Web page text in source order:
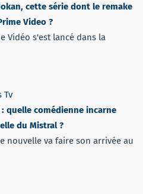
cette série dont le remake
Video ?
Vidéo s'est lancé dans la
Tv
quelle comédienne incarne
du Mistral ?
nouvelle va faire son arrivée au